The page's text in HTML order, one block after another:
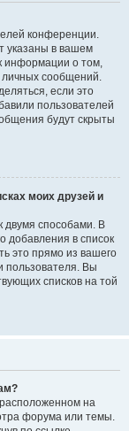
конференции.
указаны в вашем
информации о том,
личных сообщений.
если это
пользователей
будут скрыты
моих друзей и
двумя способами. В
добавления в список
это прямо из вашего
пользователя. Вы
списков на той
на
форума или темы.